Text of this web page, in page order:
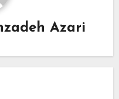
Azari